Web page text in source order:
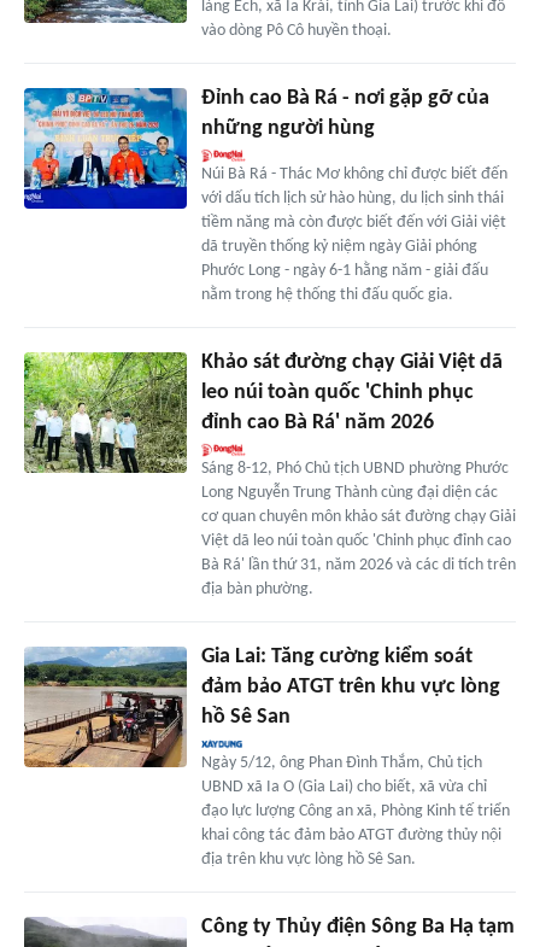
làng Ếch, xã Ia Krái, tỉnh Gia Lai) trước khi đổ
vào dòng Pô Cô huyền thoại.
Đỉnh cao Bà Rá - nơi gặp gỡ của
những người hùng
Núi Bà Rá - Thác Mơ không chỉ được biết đến
với dấu tích lịch sử hào hùng, du lịch sinh thái
tiềm năng mà còn được biết đến với Giải việt
dã truyền thống kỷ niệm ngày Giải phóng
Phước Long - ngày 6-1 hằng năm - giải đấu
nằm trong hệ thống thi đấu quốc gia.
Khảo sát đường chạy Giải Việt dã
leo núi toàn quốc 'Chinh phục
đỉnh cao Bà Rá' năm 2026
Sáng 8-12, Phó Chủ tịch UBND phường Phước
Long Nguyễn Trung Thành cùng đại diện các
cơ quan chuyên môn khảo sát đường chạy Giải
Việt dã leo núi toàn quốc 'Chinh phục đỉnh cao
Bà Rá' lần thứ 31, năm 2026 và các di tích trên
địa bàn phường.
Gia Lai: Tăng cường kiểm soát
đảm bảo ATGT trên khu vực lòng
hồ Sê San
Ngày 5/12, ông Phan Đình Thắm, Chủ tịch
UBND xã Ia O (Gia Lai) cho biết, xã vừa chỉ
đạo lực lượng Công an xã, Phòng Kinh tế triển
khai công tác đảm bảo ATGT đường thủy nội
địa trên khu vực lòng hồ Sê San.
Công ty Thủy điện Sông Ba Hạ tạm